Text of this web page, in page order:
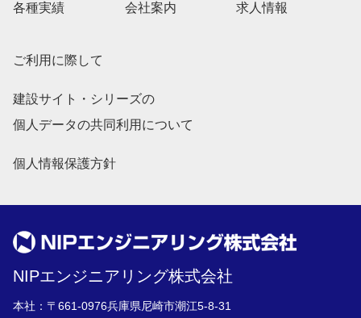
各種実績 会社案内 求人情報
ご利用に際して
建設サイト・シリーズの
個人データの共同利用について
個人情報保護方針
NIPエンジニアリング株式会社
本社：〒661-0976兵庫県尼崎市潮江5-8-31